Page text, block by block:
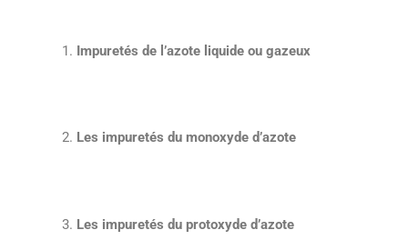
Impuretés de l’azote liquide ou gazeux
Les impuretés du monoxyde d’azote
Les impuretés du protoxyde d’azote